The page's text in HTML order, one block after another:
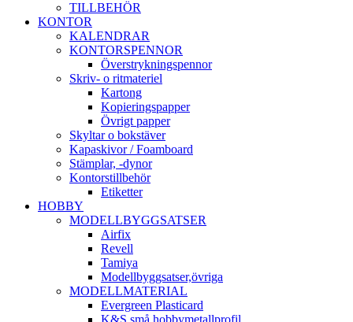
TILLBEHÖR
KONTOR
KALENDRAR
KONTORSPENNOR
Överstrykningspennor
Skriv- o ritmateriel
Kartong
Kopieringspapper
Övrigt papper
Skyltar o bokstäver
Kapaskivor / Foamboard
Stämplar, -dynor
Kontorstillbehör
Etiketter
HOBBY
MODELLBYGGSATSER
Airfix
Revell
Tamiya
Modellbyggsatser,övriga
MODELLMATERIAL
Evergreen Plasticard
K&S små hobbymetallprofil